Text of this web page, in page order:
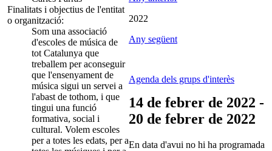
Finalitats i objectius de l'entitat
o organització:
Som una associació
d'escoles de música de
tot Catalunya que
treballem per aconseguir
que l'ensenyament de
música sigui un servei a
l'abast de tothom, i que
tingui una funció
formativa, social i
cultural. Volem escoles
per a totes les edats, per a
2022
Any següent
Agenda dels grups d'interès
14 de febrer de 2022 -
20 de febrer de 2022
En data d'avui no hi ha programada